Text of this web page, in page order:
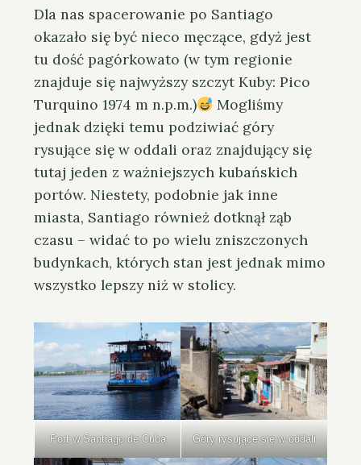
Dla nas spacerowanie po Santiago
okazało się być nieco męczące, gdyż jest
tu dość pagórkowato (w tym regionie
znajduje się najwyższy szczyt Kuby: Pico
Turquino 1974 m n.p.m.)
Mogliśmy
jednak dzięki temu podziwiać góry
rysujące się w oddali oraz znajdujący się
tutaj jeden z ważniejszych kubańskich
portów. Niestety, podobnie jak inne
miasta, Santiago również dotknął ząb
czasu – widać to po wielu zniszczonych
budynkach, których stan jest jednak mimo
wszystko lepszy niż w stolicy.
Port w Santiago de Cuba Góry rysujące się w oddali